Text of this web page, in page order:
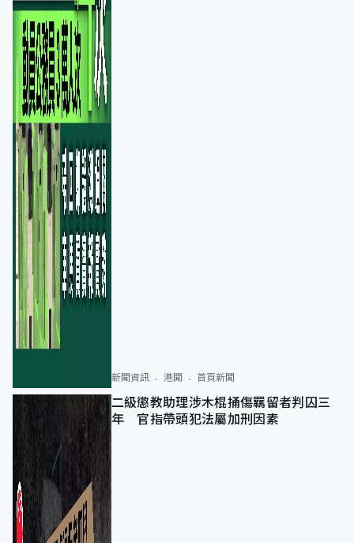
新聞資訊 港聞 首頁新聞
二級懲教助理涉木棍捅傷羈留者判囚三
年 官指帶頭犯法屬加刑因素